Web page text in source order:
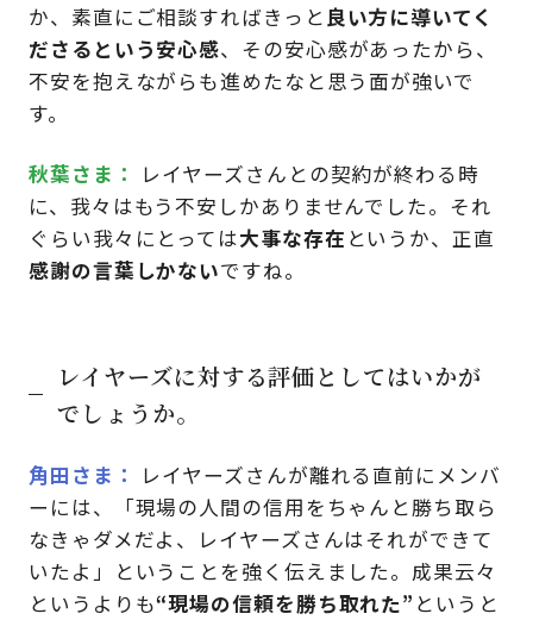
か、素直にご相談すればきっと 良い方に導いてく
ださるという安心感、その安心感があったから、
不安を抱えながらも進めたなと思う面が強いで
す。
秋葉さま
レイヤーズさんとの契約が終わる時
に、我々はもう不安しかありませんでした。それ
ぐらい我々にとっては大事な存在 というか、正直
感謝の言葉しかないですね。
レイヤーズに対する評価としてはいかが
でしょうか。
角田さま
レイヤーズさんが離れる直前にメンバ
ーには、「現場の人間の信用をちゃんと勝ち取ら
なきゃダメだよ、レイヤーズさんはそれができて
いたよ」ということを強く伝えました。成果云々
というよりも“現場の信頼を勝ち取れた” というと